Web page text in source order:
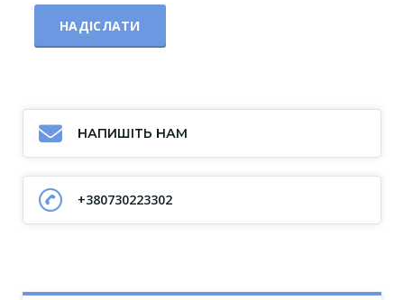
НАПИШІТЬ НАМ
+380730223302